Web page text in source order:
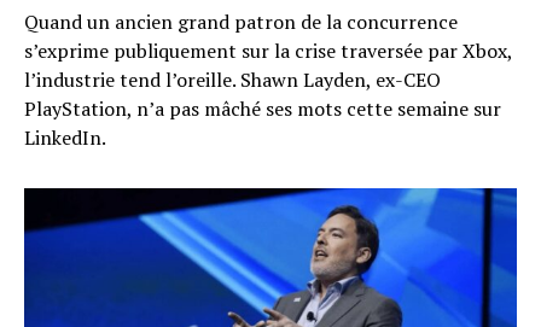
Quand un ancien grand patron de la concurrence
s’exprime publiquement sur la crise traversée par Xbox,
l’industrie tend l’oreille. Shawn Layden, ex-CEO
PlayStation, n’a pas mâché ses mots cette semaine sur
LinkedIn.